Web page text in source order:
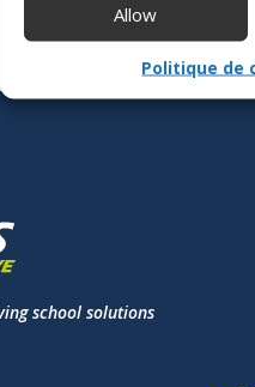
Allow
Politique de
school solutions